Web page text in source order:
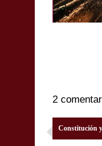
2
Constitución